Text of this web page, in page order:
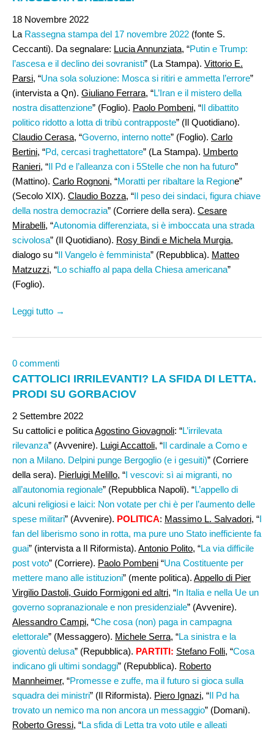
18 Novembre 2022
La Rassegna stampa del 17 novembre 2022 (fonte S.
Ceccanti). Da segnalare: Lucia Annunziata, “Putin e Trump:
l’ascesa e il declino dei sovranisti” (La Stampa). Vittorio E.
Parsi, “Una sola soluzione: Mosca si ritiri e ammetta l’errore”
(intervista a Qn). Giuliano Ferrara, “L’Iran e il mistero della
nostra disattenzione” (Foglio). Paolo Pombeni, “Il dibattito
politico ridotto a lotta di tribù contrapposte” (Il Quotidiano).
Claudio Cerasa, “Governo, interno notte” (Foglio). Carlo
Bertini, “Pd, cercasi traghettatore” (La Stampa). Umberto
Ranieri, “Il Pd e l’alleanza con i 5Stelle che non ha futuro”
(Mattino). Carlo Rognoni, “Moratti per ribaltare la Regione”
(Secolo XIX). Claudio Bozza, “Il peso dei sindaci, figura chiave
della nostra democrazia” (Corriere della sera). Cesare
Mirabelli, “Autonomia differenziata, si è imboccata una strada
scivolosa” (Il Quotidiano). Rosy Bindi e Michela Murgia,
dialogo su “Il Vangelo è femminista” (Repubblica). Matteo
Matzuzzi, “Lo schiaffo al papa della Chiesa americana”
(Foglio).
Leggi tutto →
0 commenti
CATTOLICI IRRILEVANTI? LA SFIDA DI LETTA.
PRODI SU GORBACIOV
2 Settembre 2022
Su cattolici e politicaAgostino Giovagnoli: “L’irrilevata
rilevanza” (Avvenire). Luigi Accattoli, “Il cardinale a Como e
non a Milano. Delpini punge Bergoglio (e i gesuiti)” (Corriere
della sera). Pierluigi Melillo, “I vescovi: sì ai migranti, no
all’autonomia regionale” (Repubblica Napoli). “L’appello di
alcuni religiosi e laici: Non votate per chi è per l’aumento delle
spese militari” (Avvenire). POLITICA: Massimo L. Salvadori, “I
fan del liberismo sono in rotta, ma pure uno Stato inefficiente fa
guai” (intervista a Il Riformista). Antonio Polito, “La via difficile
post voto” (Corriere). Paolo Pombeni “Una Costituente per
mettere mano alle istituzioni” (mente politica). Appello di Pier
Virgilio Dastoli, Guido Formigoni ed altri, “In Italia e nella Ue un
governo sopranazionale e non presidenziale” (Avvenire).
Alessandro Campi, “Che cosa (non) paga in campagna
elettorale” (Messaggero). Michele Serra, “La sinistra e la
gioventù delusa” (Repubblica). PARTITI: Stefano Folli, “Cosa
indicano gli ultimi sondaggi” (Repubblica). Roberto
Mannheimer, “Promesse e zuffe, ma il futuro si gioca sulla
squadra dei ministri” (Il Riformista). Piero Ignazi, “Il Pd ha
trovato un nemico ma non ancora un messaggio” (Domani).
Roberto Gressi, “La sfida di Letta tra voto utile e alleati